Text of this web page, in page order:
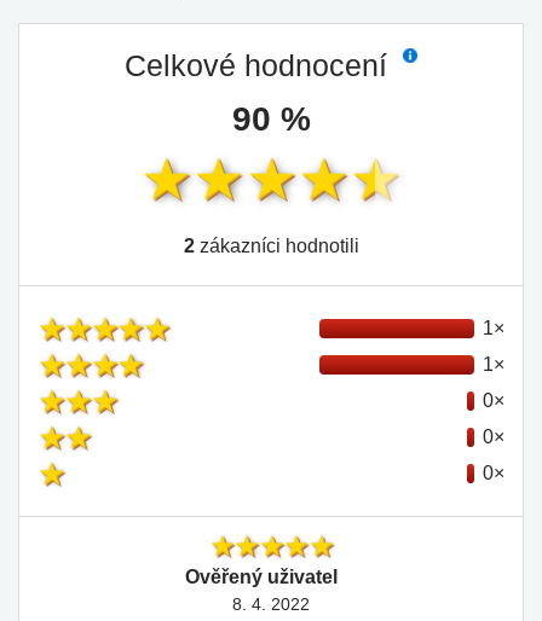
Celkové hodnocení
90 %
2zákazníci hodnotili
1×
1×
0×
0×
0×
Ověřený uživatel
8. 4. 2022